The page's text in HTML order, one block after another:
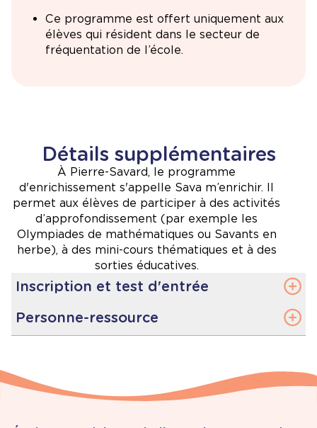
Ce programme est offert uniquement aux
élèves qui résident dans le secteur de
fréquentation de l’école.
Détails supplémentaires
À Pierre-Savard, le programme
d'enrichissement s'appelle Sava m’enrichir. Il
permet aux élèves de participer à des activités
d’approfondissement (par exemple les
Olympiades de mathématiques ou Savants en
herbe), à des mini-cours thématiques et à des
sorties éducatives.
Inscription et test d'entrée
Les détails sur l’inscription et les tests
Personne-ressource
(shadecr[at]ecolecatholique[dot]ca